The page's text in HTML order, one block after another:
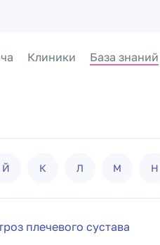
Клиники База знаний
Й К Л М Н
плечевого сустава